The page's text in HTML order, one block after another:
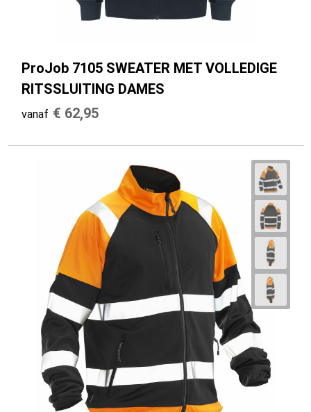
ProJob 7105 SWEATER MET VOLLEDIGE
RITSSLUITING DAMES
vanaf € 62,95